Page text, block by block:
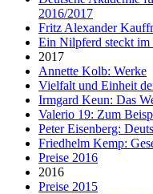
2016/2017
Fritz Alexander
Ein Nilpferd steckt im
2017
Annette Kolb: Werke
Vielfalt und Einheit
Irmgard Keun: Das
Valerio 19: Zum
Peter Eisenberg:
Friedhelm Kemp:
Preise 2016
2016
Preise 2015